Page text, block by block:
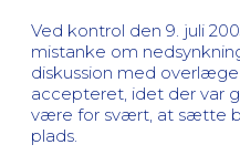
Ved kontrol den 9. juli
mistanke om
diskussion med
accepteret, idet der var
være for svært, at sætte
plads.